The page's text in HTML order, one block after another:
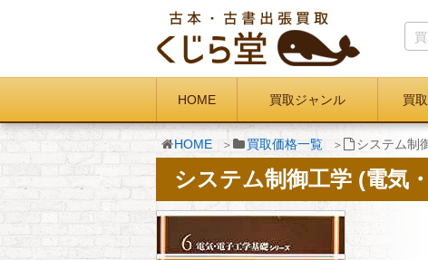
HOME 買取ジャンル 買
HOME 買取価格一覧 システム制
システム制御工学 (電気